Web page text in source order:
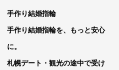
手作り結婚指輪
手作り結婚指輪を、もっと安心
に。
札幌デート・観光の途中で受け